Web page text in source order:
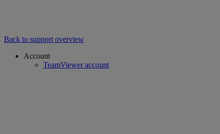
Back to support overview
Account
TeamViewer account